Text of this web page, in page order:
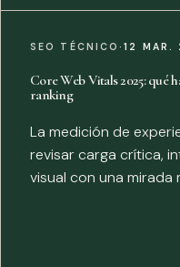
SEO TÉCNICO·12 MAR.
Core Web Vitals 2025: qué
ranking
La medición de
revisar carga crítica,
visual con una mirada